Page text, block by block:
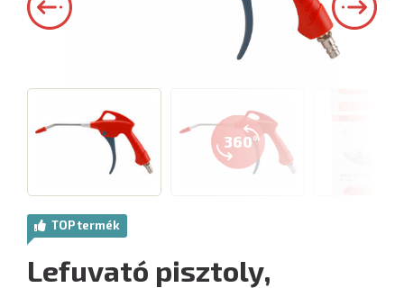
360°
TOP termék
Lefuvató pisztoly,